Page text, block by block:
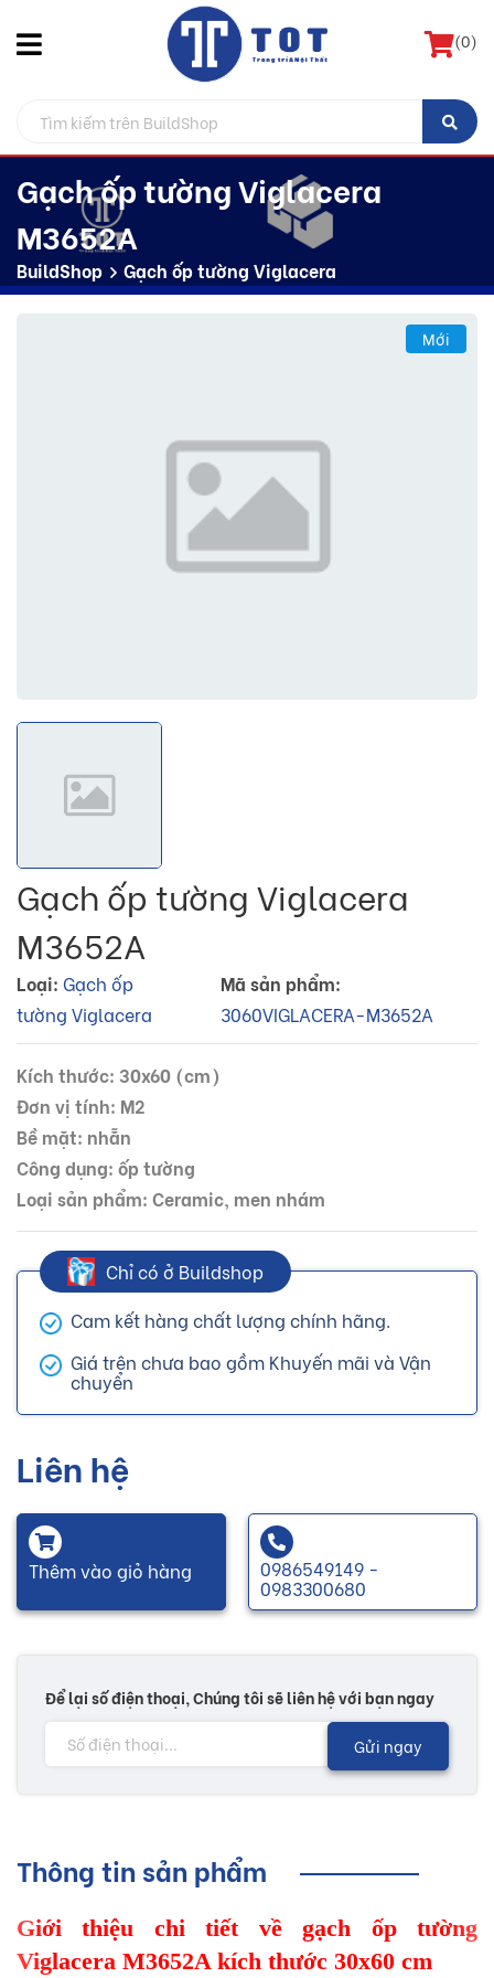
(0)
Gạch ốp tường Viglacera
M3652A
BuildShop Gạch ốp tường Viglacera
Mới
Gạch ốp tường Viglacera
M3652A
Loại: Gạch ốp
tường Viglacera
Mã sản phẩm:
3060VIGLACERA-M3652A
Kích thước: 30x60 (cm)
Đơn vị tính: M2
Bề mặt: nhẵn
Công dụng: ốp tường
Loại sản phẩm: Ceramic, men nhám
Chỉ có ở Buildshop
Cam kết hàng chất lượng chính hãng.
Giá trên chưa bao gồm Khuyến mãi và Vận
chuyển
Liên hệ
Thêm vào giỏ hàng 0986549149 -
0983300680
Để lại số điện thoại, Chúng tôi sẽ liên hệ với bạn ngay
Gửi ngay
Thông tin sản phẩm
Giới thiệu chi tiết về gạch ốp tường
Viglacera M3652A kích thước 30x60 cm